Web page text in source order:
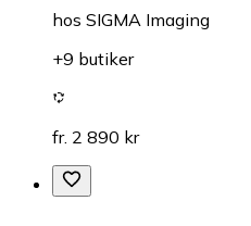
hos SIGMA Imaging
+9 butiker
fr. 2 890 kr